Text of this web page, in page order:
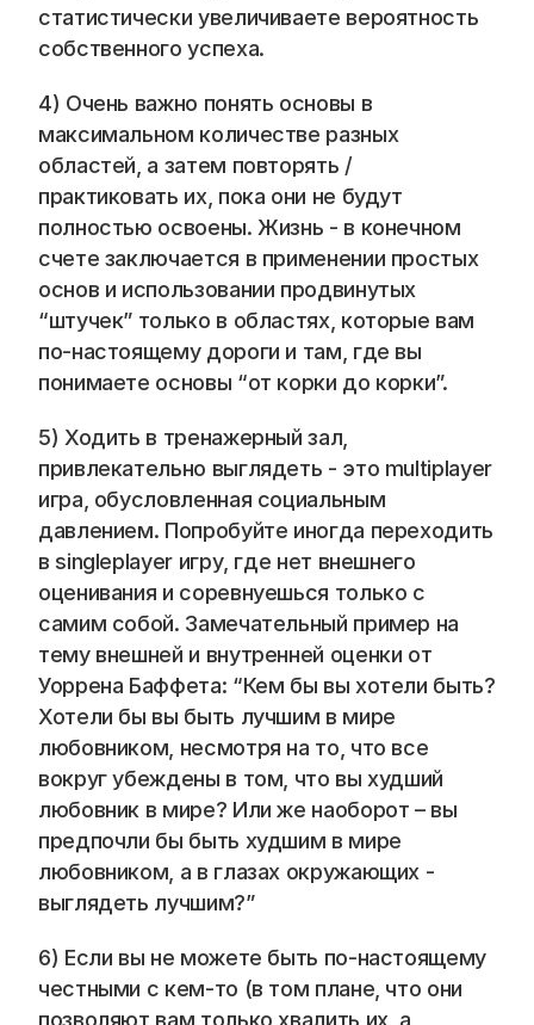
статистически увеличиваете вероятность
собственного успеха.
4) Очень важно понять основы в
максимальном количестве разных
областей, а затем повторять /
практиковать их, пока они не будут
полностью освоены. Жизнь - в конечном
счете заключается в применении простых
основ и использовании продвинутых
“штучек” только в областях, которые вам
по-настоящему дороги и там, где вы
понимаете основы “от корки до корки”.
5) Ходить в тренажерный зал,
привлекательно выглядеть - это multiplayer
игра, обусловленная социальным
давлением. Попробуйте иногда переходить
в singleplayer игру, где нет внешнего
оценивания и соревнуешься только с
самим собой. Замечательный пример на
тему внешней и внутренней оценки от
Уоррена Баффета: “Кем бы вы хотели быть?
Хотели бы вы быть лучшим в мире
любовником, несмотря на то, что все
вокруг убеждены в том, что вы худший
любовник в мире? Или же наоборот – вы
предпочли бы быть худшим в мире
любовником, а в глазах окружающих -
выглядеть лучшим?”
6) Если вы не можете быть по-настоящему
честными с кем-то (в том плане, что они
позволяют вам только хвалить их, а